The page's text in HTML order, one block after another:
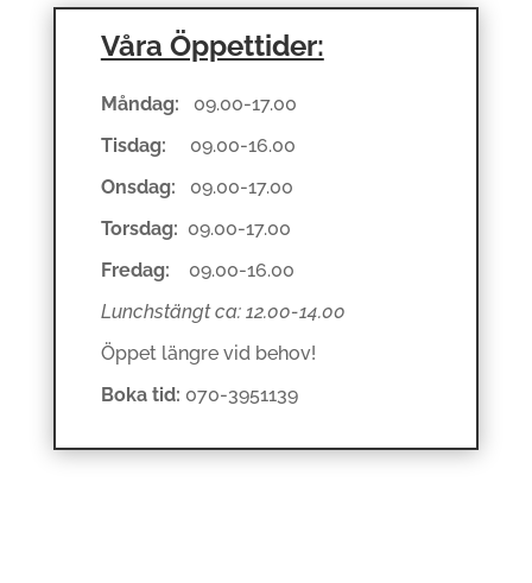
Våra Öppettider:
Måndag: 09.00-17.00
Tisdag: 09.00-16.00
Onsdag: 09.00-17.00
Torsdag: 09.00-17.00
Fredag: 09.00-16.00
Lunchstängt ca: 12.00-14.00
Öppet längre vid behov!
Boka tid: 070-3951139